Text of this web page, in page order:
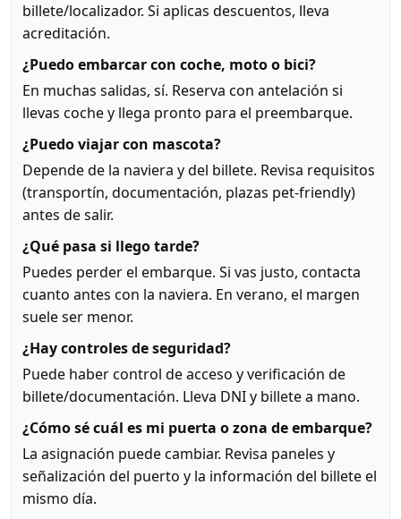
billete/localizador. Si aplicas descuentos, lleva
acreditación.
¿Puedo embarcar con coche, moto o bici?
En muchas salidas, sí. Reserva con antelación si
llevas coche y llega pronto para el preembarque.
¿Puedo viajar con mascota?
Depende de la naviera y del billete. Revisa requisitos
(transportín, documentación, plazas pet-friendly)
antes de salir.
¿Qué pasa si llego tarde?
Puedes perder el embarque. Si vas justo, contacta
cuanto antes con la naviera. En verano, el margen
suele ser menor.
¿Hay controles de seguridad?
Puede haber control de acceso y verificación de
billete/documentación. Lleva DNI y billete a mano.
¿Cómo sé cuál es mi puerta o zona de embarque?
La asignación puede cambiar. Revisa paneles y
señalización del puerto y la información del billete el
mismo día.